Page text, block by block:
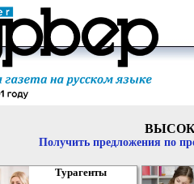
Получить предложения по
Турагенты